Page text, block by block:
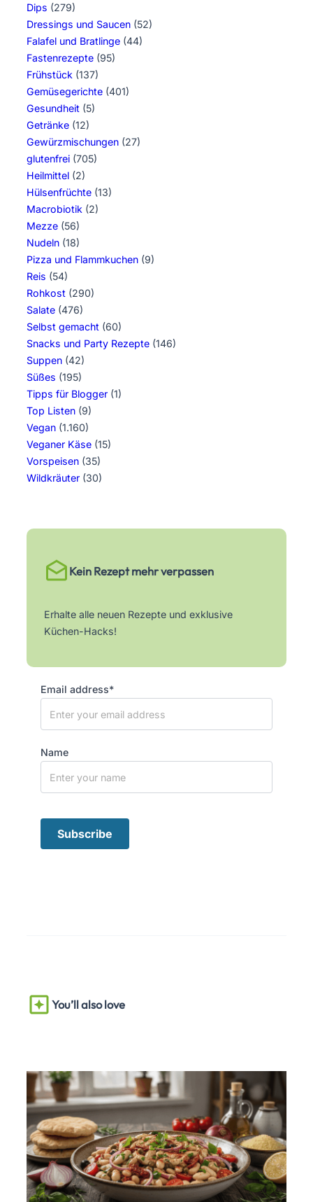
Dips (279)
Dressings und Saucen (52)
Falafel und Bratlinge (44)
Fastenrezepte (95)
Frühstück (137)
Gemüsegerichte (401)
Gesundheit (5)
Getränke (12)
Gewürzmischungen (27)
glutenfrei (705)
Heilmittel (2)
Hülsenfrüchte (13)
Macrobiotik (2)
Mezze (56)
Nudeln (18)
Pizza und Flammkuchen (9)
Reis (54)
Rohkost (290)
Salate (476)
Selbst gemacht (60)
Snacks und Party Rezepte (146)
Suppen (42)
Süßes (195)
Tipps für Blogger (1)
Top Listen (9)
Vegan (1.160)
Veganer Käse (15)
Vorspeisen (35)
Wildkräuter (30)
Kein Rezept mehr verpassen
Erhalte alle neuen Rezepte und exklusive
Küchen-Hacks!
Email address*
Name
You’ll also love